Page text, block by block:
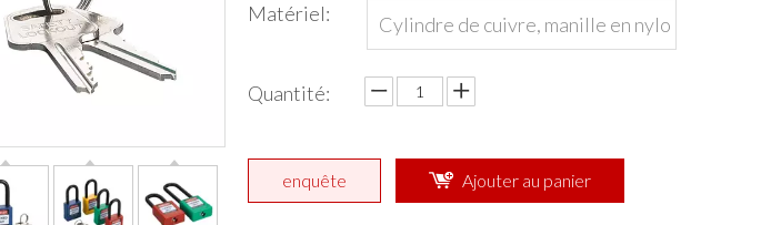
Matériel:
Cylindre de cuivre, manille en nylo
Quantité:
enquête Ajouter au panier